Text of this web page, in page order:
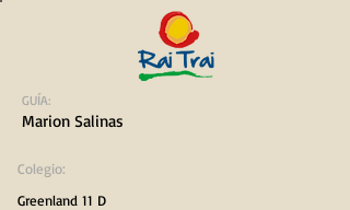
GUÍA:
Marion Salinas
Colegio:
Greenland 11 D